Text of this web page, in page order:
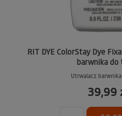
RIT DYE ColorStay Dye
barwnika do
Utrwalacz
39,99